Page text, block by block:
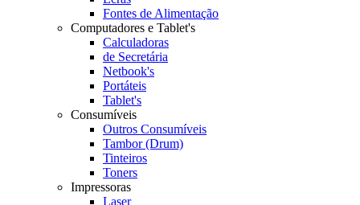
Fontes de Alimentação
Computadores e Tablet's
Calculadoras
de Secretária
Netbook's
Portáteis
Tablet's
Consumíveis
Outros Consumíveis
Tambor (Drum)
Tinteiros
Toners
Impressoras
Laser